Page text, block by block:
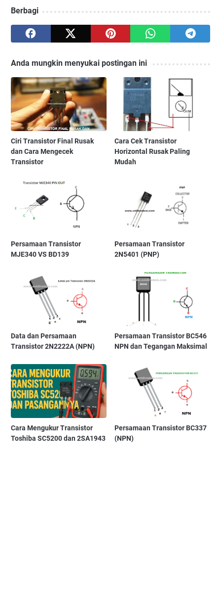
Berbagi
Anda mungkin menyukai postingan ini
Ciri Transistor Final Rusak
dan Cara Mengecek
Transistor
Cara Cek Transistor
Horizontal Rusak Paling
Mudah
Persamaan Transistor
MJE340 VS BD139
Persamaan Transistor
2N5401 (PNP)
Data dan Persamaan
Transistor 2N2222A (NPN)
Persamaan Transistor BC546
NPN dan Tegangan Maksimal
Cara Mengukur Transistor
Toshiba SC5200 dan 2SA1943
Persamaan Transistor BC337
(NPN)